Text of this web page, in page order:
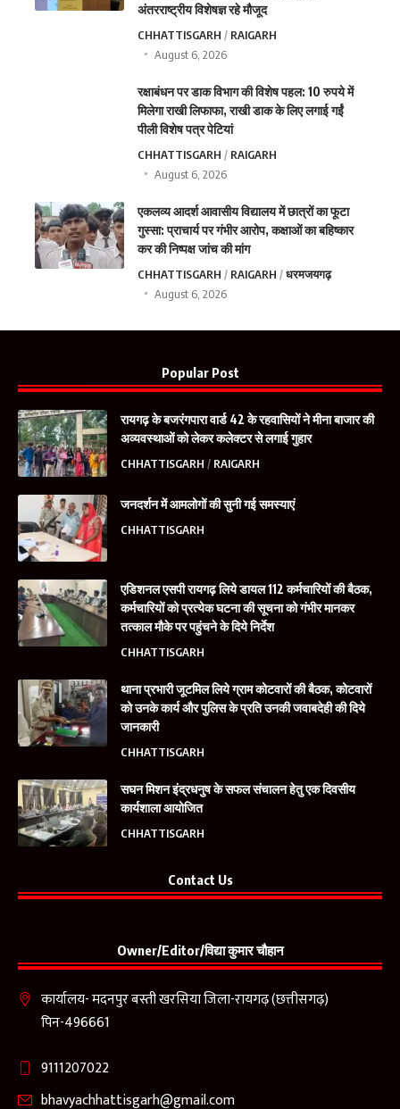
अंतरराष्ट्रीय विशेषज्ञ रहे मौजूद
CHHATTISGARH
RAIGARH
August 6, 2026
रक्षाबंधन पर डाक विभाग की विशेष पहल: 10 रुपये में
मिलेगा राखी लिफाफा, राखी डाक के लिए लगाई गईं
पीली विशेष पत्र पेटियां
CHHATTISGARH
RAIGARH
August 6, 2026
एकलव्य आदर्श आवासीय विद्यालय में छात्रों का फूटा
गुस्सा: प्राचार्य पर गंभीर आरोप, कक्षाओं का बहिष्कार
कर की निष्पक्ष जांच की मांग
CHHATTISGARH RAIGARH
धरमजयगढ़
August 6, 2026
Popular Post
रायगढ़ के बजरंगपारा वार्ड 42 के रहवासियों ने मीना बाजार की
अव्यवस्थाओं को लेकर कलेक्टर से लगाई गुहार
CHHATTISGARH RAIGARH
जनदर्शन में आमलोगों की सुनी गई समस्याएं
CHHATTISGARH
एडिशनल एसपी रायगढ़ लिये डायल 112 कर्मचारियों की बैठक,
कर्मचारियों को प्रत्येक घटना की सूचना को गंभीर मानकर
तत्काल मौके पर पहुंचने के दिये निर्देश
CHHATTISGARH
थाना प्रभारी जूटमिल लिये ग्राम कोटवारों की बैठक, कोटवारों
को उनके कार्य और पुलिस के प्रति उनकी जवाबदेही की दिये
जानकारी
CHHATTISGARH
सघन मिशन इंद्रधनुष के सफल संचालन हेतु एक दिवसीय
कार्यशाला आयोजित
CHHATTISGARH
Contact Us
Owner/Editor/विद्या कुमार चौहान
कार्यालय- मदनपुर बस्ती खरसिया जिला-रायगढ़ (छत्तीसगढ़)
पिन-496661
9111207022
bhavyachhattisgarh@gmail.com